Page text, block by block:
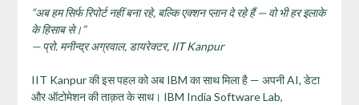
“अब हम सिर्फ रिपोर्ट नहीं बना रहे, बल्कि एक्शन प्लान दे रहे हैं — वो भी हर इलाके
के हिसाब से।”
—प्रो. मनीन्द्र अग्रवाल, डायरेक्टर, IIT Kanpur
IIT Kanpur की इस पहल को अब IBM का साथ मिला है — अपनी AI, डेटा
और ऑटोमेशन की ताक़त के साथ। IBM India Software Lab,